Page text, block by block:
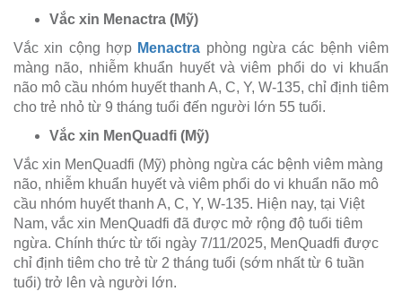
Vắc xin Menactra (Mỹ)
Vắc xin cộng hợp Menactra phòng ngừa các bệnh viêm
màng não, nhiễm khuẩn huyết và viêm phổi do vi khuẩn
não mô cầu nhóm huyết thanh A, C, Y, W-135, chỉ định tiêm
cho trẻ nhỏ từ 9 tháng tuổi đến người lớn 55 tuổi.
Vắc xin MenQuadfi (Mỹ)
Vắc xin MenQuadfi (Mỹ) phòng ngừa các bệnh viêm màng
não, nhiễm khuẩn huyết và viêm phổi do vi khuẩn não mô
cầu nhóm huyết thanh A, C, Y, W-135. Hiện nay, tại Việt
Nam, vắc xin MenQuadfi đã được mở rộng độ tuổi tiêm
ngừa. Chính thức từ tối ngày 7/11/2025, MenQuadfi được
chỉ định tiêm cho trẻ từ 2 tháng tuổi (sớm nhất từ 6 tuần
tuổi) trở lên và người lớn.